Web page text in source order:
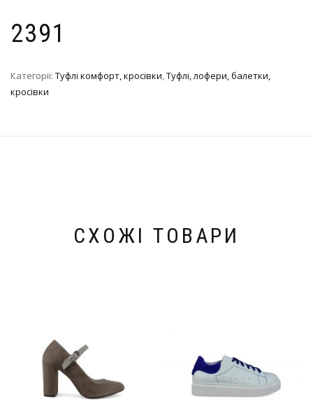
2391
Категорії: Туфлі комфорт, кросівки,Туфлі, лофери, балетки,
кросівки
СХОЖІ ТОВАРИ